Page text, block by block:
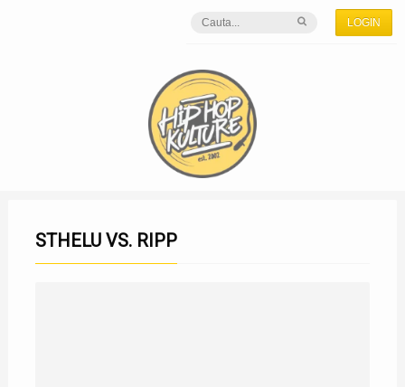
LOGIN
STHELU VS. RIPP